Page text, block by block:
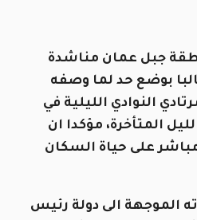
جبل عمان مناشدة
بوضع حد لما وصفه
النوادي الليلية في
المتأخرة، مؤكدا ان
على حياة السكان
الموجهة الى دولة رئيس